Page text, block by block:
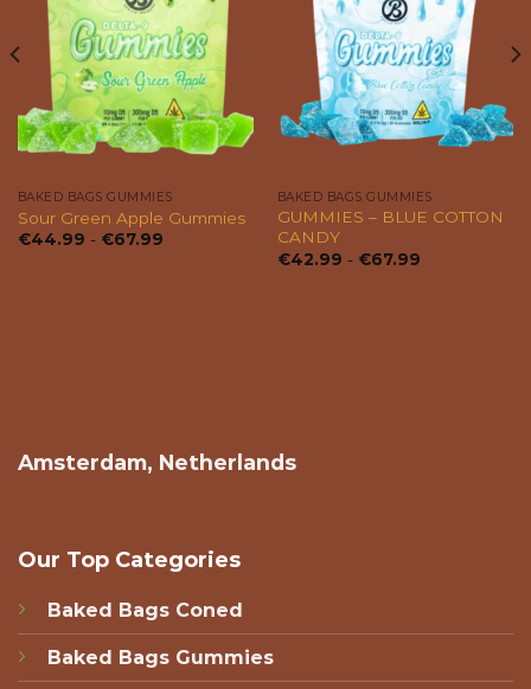
BAKED BAGS GUMMIES
Sour Green Apple Gummies
€44.99 - €67.99Prijsklasse:
BAKED BAGS GUMMIES
GUMMIES – BLUE COTTON
CANDY
€42.99 - €67.99Prijsklasse:
Amsterdam, Netherlands
Our Top Categories
Baked Bags Coned
Baked Bags Gummies